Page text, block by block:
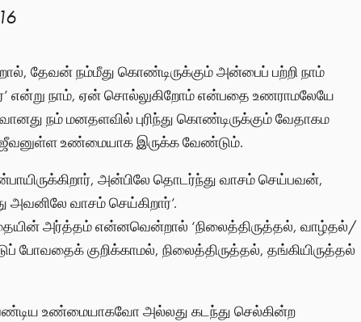
தேவன் நம்மீது கொண்டிருக்கும் அன்பைப் பற்றி நாம்
என்று நாம், ஏன் சொல்லுகிறோம் என்பதை உணராமலேயே
நம் மனதளவில் புரிந்து கொண்டிருக்கும் வேதாகம
ஜீவனுள்ள உண்மையாக இருக்க வேண்டும்.
அன்பிலே தொடர்ந்து வாசம் செய்பவன்,
வாசம் செய்கிறார்’.
அர்த்தம் என்னவென்றால் ‘நிலைத்திருத்தல், வாழ்தல்/
போவதைக் குறிக்காமல், நிலைத்திருத்தல், தங்கியிருத்தல்
உண்மையாகவோ அல்லது கடந்து செல்கின்ற